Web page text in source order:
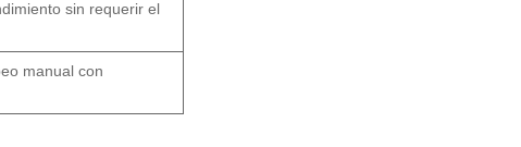
sin requerir el
manual con